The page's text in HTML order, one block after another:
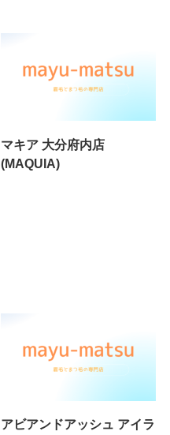
マキア 大分府内店
(MAQUIA)
アビアンドアッシュ アイラ